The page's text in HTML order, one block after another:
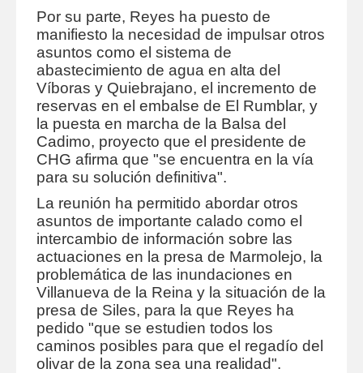
Por su parte, Reyes ha puesto de
manifiesto la necesidad de impulsar otros
asuntos como el sistema de
abastecimiento de agua en alta del
Víboras y Quiebrajano, el incremento de
reservas en el embalse de El Rumblar, y
la puesta en marcha de la Balsa del
Cadimo, proyecto que el presidente de
CHG afirma que "se encuentra en la vía
para su solución definitiva".
La reunión ha permitido abordar otros
asuntos de importante calado como el
intercambio de información sobre las
actuaciones en la presa de Marmolejo, la
problemática de las inundaciones en
Villanueva de la Reina y la situación de la
presa de Siles, para la que Reyes ha
pedido "que se estudien todos los
caminos posibles para que el regadío del
olivar de la zona sea una realidad".